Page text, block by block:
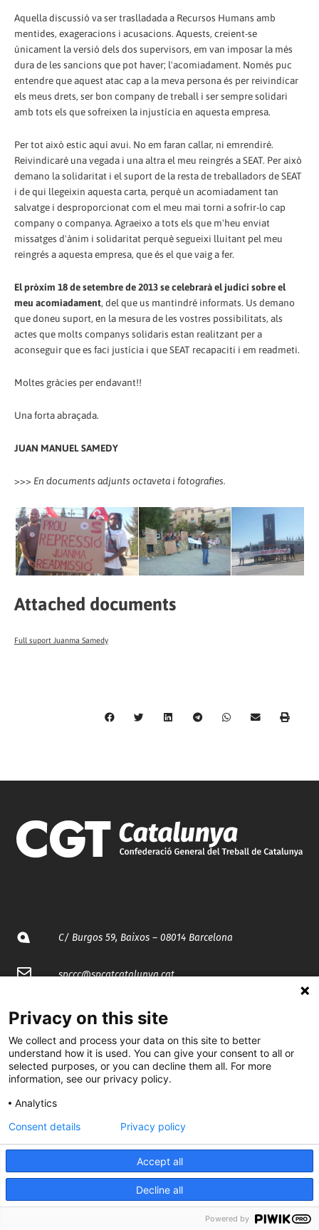
Aquella discussió va ser traslladada a Recursos Humans amb
mentides, exageracions i acusacions. Aquests, creient-se
únicament la versió dels dos supervisors, em van imposar la més
dura de les sancions que pot haver; l'acomiadament. Només puc
entendre que aquest atac cap a la meva persona és per reivindicar
els meus drets, ser bon company de treball i ser sempre solidari
amb tots els que sofreixen la injustícia en aquesta empresa.
Per tot això estic aquí avui. No em faran callar, ni emrendiré.
Reivindicaré una vegada i una altra el meu reingrés a SEAT. Per això
demano la solidaritat i el suport de la resta de treballadors de SEAT
i de qui llegeixin aquesta carta, perquè un acomiadament tan
salvatge i desproporcionat com el meu mai torni a sofrir-lo cap
company o companya. Agraeixo a tots els que m'heu enviat
missatges d'ànim i solidaritat perquè segueixi lluitant pel meu
reingrés a aquesta empresa, que és el que vaig a fer.
El pròxim 18 de setembre de 2013 se celebrarà el judici sobre el
meu acomiadament, del que us mantindré informats. Us demano
que doneu suport, en la mesura de les vostres possibilitats, als
actes que molts companys solidaris estan realitzant per a
aconseguir que es faci justícia i que SEAT recapaciti i em readmeti.
Moltes gràcies per endavant!!
Una forta abraçada.
JUAN MANUEL SAMEDY
>>> En documents adjunts octaveta i fotografies.
Attached documents
Full suport Juanma Samedy
C/ Burgos 59, Baixos – 08014 Barcelona
spccc@spcgtcatalunya.cat
@CGTCatalunya
cgtcatalunya
CGTCatalunya
cgtcatalunya
Desenvolupat per
Privacy on this site
We collect and process your data on this site to better
understand how it is used. You can give your consent to all or
selected purposes, or you can decline them all. For more
information, see our privacy policy.
Analytics
Accept all
Decline all
Consent details Privacy policy
Powered by